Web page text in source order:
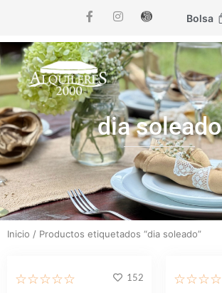
Bolsa
dia soleado
Inicio / Productos etiquetados “dia soleado”
☆☆☆☆☆ 152 ☆☆☆☆